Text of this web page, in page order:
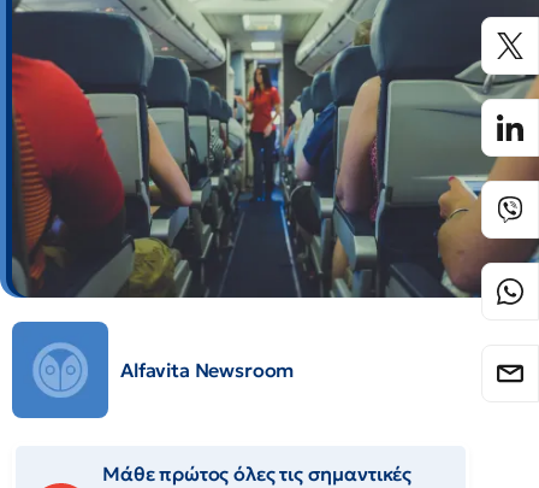
Alfavita Newsroom
Μάθε πρώτος όλες τις σημαντικές